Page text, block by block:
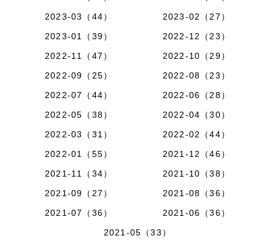
2023-03（44）
2023-02（27）
2023-01（39）
2022-12（23）
2022-11（47）
2022-10（29）
2022-09（25）
2022-08（23）
2022-07（44）
2022-06（28）
2022-05（38）
2022-04（30）
2022-03（31）
2022-02（44）
2022-01（55）
2021-12（46）
2021-11（34）
2021-10（38）
2021-09（27）
2021-08（36）
2021-07（36）
2021-06（36）
2021-05（33）